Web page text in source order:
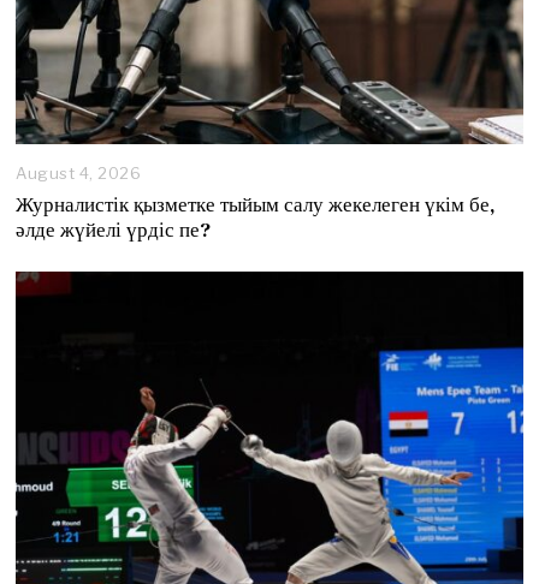
August 4, 2026
g
u
2
6
Журналистік қызметке тыйым салу жекелеген үкім бе,
әлде жүйелі үрдіс пе?